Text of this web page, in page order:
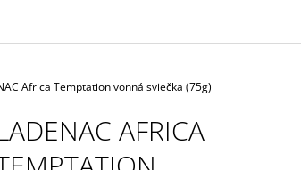
Africa Temptation vonná sviečka (75g)
AFRICA
HERMANOS APOTHECARY